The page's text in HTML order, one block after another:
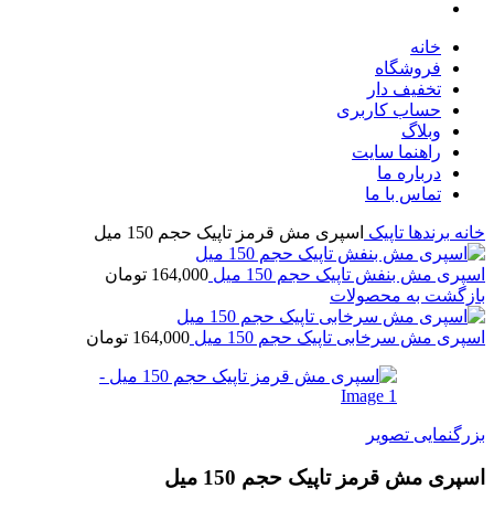
خانه
فروشگاه
تخفیف دار
حساب کاربری
وبلاگ
راهنما سایت
درباره ما
تماس با ما
برندهاتاپیکاسپری مش قرمز تاپیک حجم 150 میل
مش بنفش تاپیک حجم 150 میل 164,000 تومان
به محصولات
مش سرخابی تاپیک حجم 150 میل 164,000 تومان
تصویر
مش قرمز تاپیک حجم 150 میل